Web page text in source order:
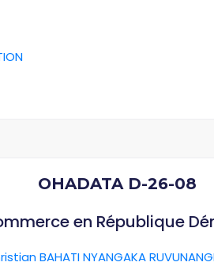
OHADATA D-26-08
en République
BAHATI NYANGAKA